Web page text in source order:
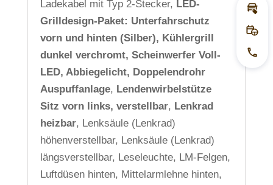
Ladekabel mit Typ 2-Stecker, LED-
Grilldesign-Paket: Unterfahrschutz
vorn und hinten (Silber), Kühlergrill
dunkel verchromt, Scheinwerfer Voll-
LED, Abbiegelicht, Doppelendrohr
Auspuffanlage, Lendenwirbelstütze
Sitz vorn links, verstellbar, Lenkrad
heizbar, Lenksäule (Lenkrad)
höhenverstellbar, Lenksäule (Lenkrad)
längsverstellbar, Leseleuchte, LM-Felgen,
Luftdüsen hinten, Mittelarmlehne hinten,